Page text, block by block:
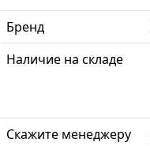
Бренд
Наличие на складе
Скажите менеджеру